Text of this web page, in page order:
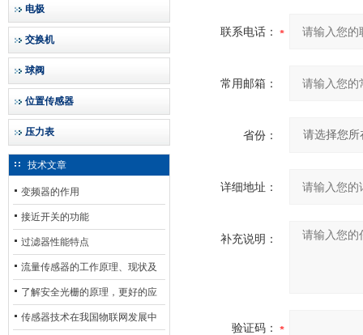
电极
交换机
球阀
位置传感器
压力表
技术文章
变频器的作用
接近开关的功能
过滤器性能特点
流量传感器的工作原理、现状及
其发展前景
了解安全光栅的原理，更好的应
用安全光栅
传感器技术在我国物联网发展中
联系电话：
常用邮箱：
省份：
详细地址：
补充说明：
验证码：